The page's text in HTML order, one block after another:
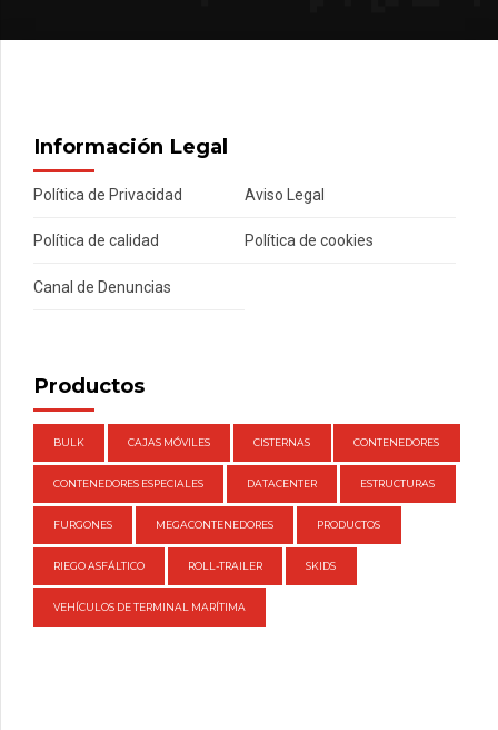
Información Legal
Política de Privacidad Aviso Legal
Política de calidad Política de cookies
Canal de Denuncias
Productos
BULK CAJAS MÓVILES CISTERNAS CONTENEDORES
CONTENEDORES ESPECIALES DATACENTER ESTRUCTURAS
FURGONES MEGACONTENEDORES PRODUCTOS
RIEGO ASFÁLTICO ROLL-TRAILER SKIDS
VEHÍCULOS DE TERMINAL MARÍTIMA